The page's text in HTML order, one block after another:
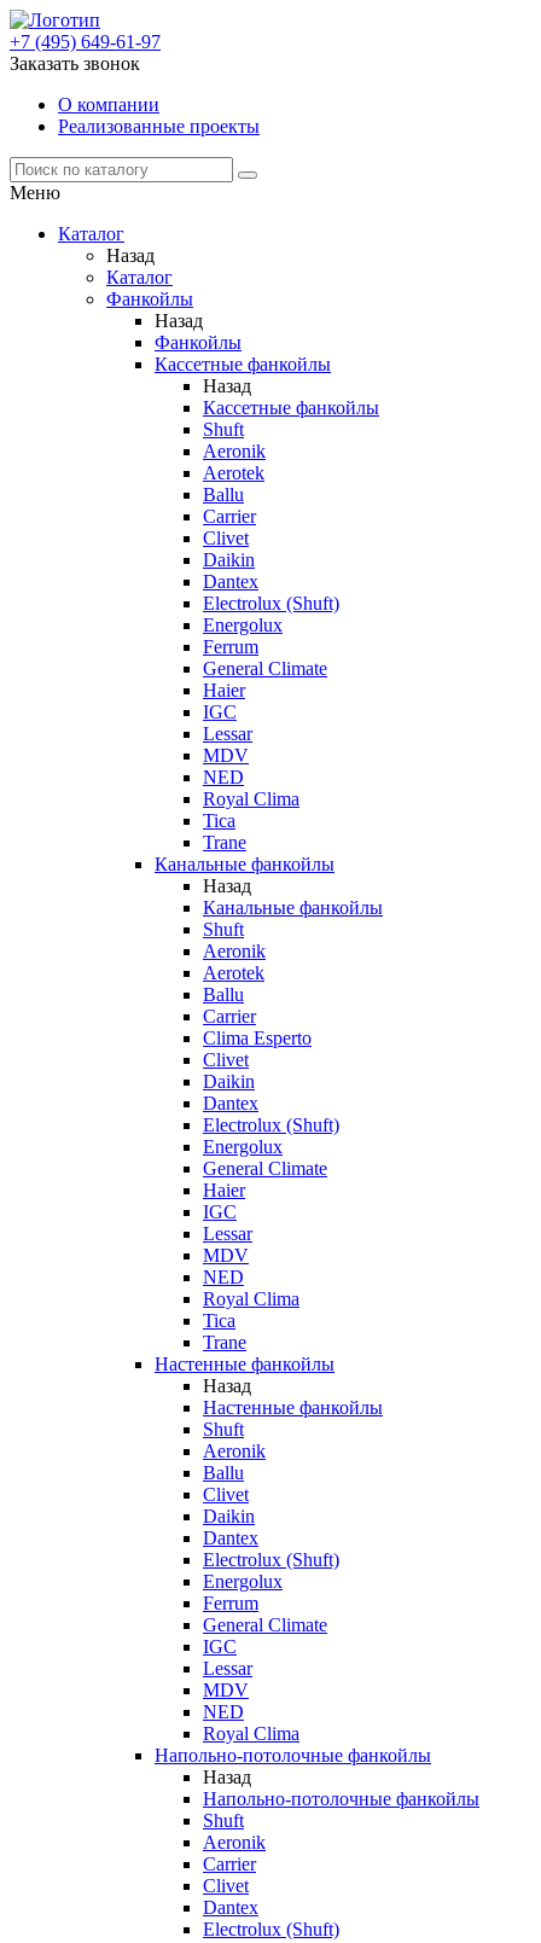
+7 (495) 649-61-97
Заказать звонок
О компании
Реализованные проекты
Меню
Каталог
Назад
Каталог
Фанкойлы
Назад
Фанкойлы
Кассетные фанкойлы
Назад
Кассетные фанкойлы
Shuft
Aeronik
Aerotek
Ballu
Carrier
Clivet
Daikin
Dantex
Electrolux (Shuft)
Energolux
Ferrum
General Climate
Haier
IGC
Lessar
MDV
NED
Royal Clima
Tica
Trane
Канальные фанкойлы
Назад
Канальные фанкойлы
Shuft
Aeronik
Aerotek
Ballu
Carrier
Clima Esperto
Clivet
Daikin
Dantex
Electrolux (Shuft)
Energolux
General Climate
Haier
IGC
Lessar
MDV
NED
Royal Clima
Tica
Trane
Настенные фанкойлы
Назад
Настенные фанкойлы
Shuft
Aeronik
Ballu
Clivet
Daikin
Dantex
Electrolux (Shuft)
Energolux
Ferrum
General Climate
IGC
Lessar
MDV
NED
Royal Clima
Напольно-потолочные фанкойлы
Назад
Напольно-потолочные фанкойлы
Shuft
Aeronik
Carrier
Clivet
Dantex
Electrolux (Shuft)